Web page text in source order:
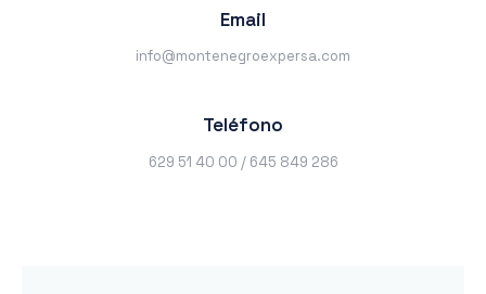
Email
info@montenegroexpersa.com
Teléfono
629 51 40 00 / 645 849 286